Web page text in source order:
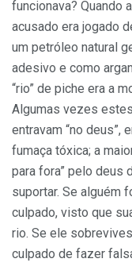
funcionava? Quando
acusado era jogado
um petróleo natural
adesivo e como
“rio” de piche era a
Algumas vezes estes
entravam “no deus”,
fumaça tóxica; a
para fora” pelo deus
suportar. Se alguém
culpado, visto que
rio. Se ele
culpado de fazer